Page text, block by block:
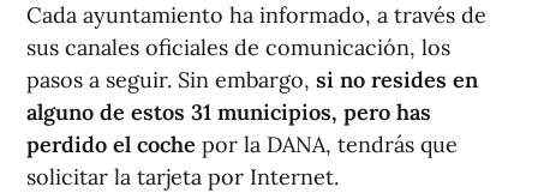
Cada ayuntamiento ha informado, a través de
sus canales oficiales de comunicación, los
pasos a seguir. Sin embargo, si no resides en
alguno de estos 31 municipios, pero has
perdido el coche por la DANA, tendrás que
solicitar la tarjeta por Internet.